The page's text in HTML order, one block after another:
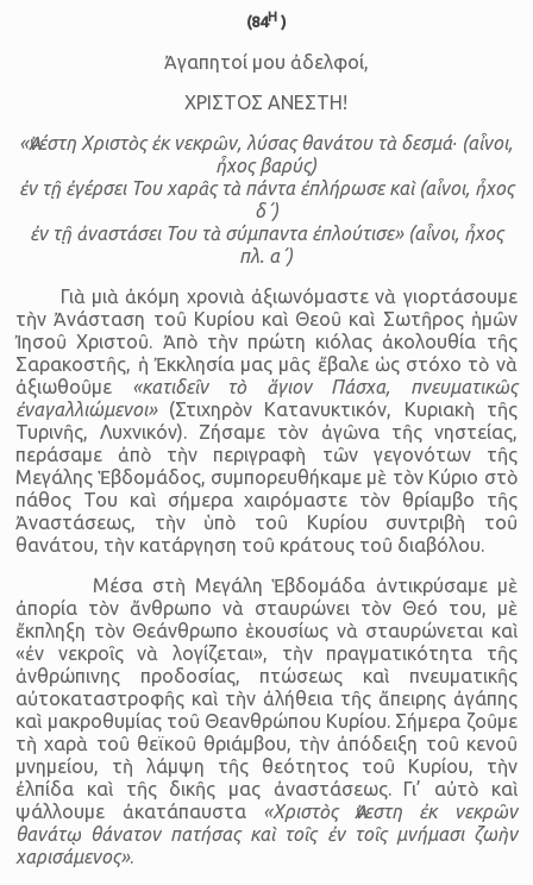
(84Η)
Ἀγαπητοί μου ἀδελφοί,
ΧΡΙΣΤΟΣ ΑΝΕΣΤΗ!
«Ἀνέστη Χριστὸς ἐκ νεκρῶν, λύσας θανάτου τὰ δεσμά∙ (αἶνοι,
ἦχος βαρύς)
ἐν τῇ ἐγέρσει Του χαρᾶς τὰ πάντα ἐπλήρωσε καὶ (αἶνοι, ἦχος
δ΄)
ἐν τῇ ἀναστάσει Του τὰ σύμπαντα ἐπλούτισε» (αἶνοι, ἦχος
πλ. α΄)
Γιὰ μιὰ ἀκόμη χρονιὰ ἀξιωνόμαστε νὰ γιορτάσουμε
τὴν Ἀνάσταση τοῦ Κυρίου καὶ Θεοῦ καὶ Σωτῆρος ἡμῶν
Ἰησοῦ Χριστοῦ. Ἀπὸ τὴν πρώτη κιόλας ἀκολουθία τῆς
Σαρακοστῆς, ἡ Ἐκκλησία μας μᾶς ἔβαλε ὡς στόχο τὸ νὰ
ἀξιωθοῦμε «κατιδεῖν τὸ ἅγιον Πάσχα, πνευματικῶς
ἐναγαλλιώμενοι»(Στιχηρὸν Κατανυκτικόν, Κυριακὴ τῆς
Τυρινῆς, Λυχνικόν). Ζήσαμε τὸν ἀγῶνα τῆς νηστείας,
περάσαμε ἀπὸ τὴν περιγραφὴ τῶν γεγονότων τῆς
Μεγάλης Ἑβδομάδος, συμπορευθήκαμε μὲ τὸν Κύριο στὸ
πάθος Του καὶ σήμερα χαιρόμαστε τὸν θρίαμβο τῆς
Ἀναστάσεως, τὴν ὑπὸ τοῦ Κυρίου συντριβὴ τοῦ
θανάτου, τὴν κατάργηση τοῦ κράτους τοῦ διαβόλου.
Μέσα στὴ Μεγάλη Ἑβδομάδα ἀντικρύσαμε μὲ
ἀπορία τὸν ἄνθρωπο νὰ σταυρώνει τὸν Θεό του, μὲ
ἔκπληξη τὸν Θεάνθρωπο ἑκουσίως νὰ σταυρώνεται καὶ
«ἐν νεκροῖς νὰ λογίζεται», τὴν πραγματικότητα τῆς
ἀνθρώπινης προδοσίας, πτώσεως καὶ πνευματικῆς
αὐτοκαταστροφῆς καὶ τὴν ἀλήθεια τῆς ἄπειρης ἀγάπης
καὶ μακροθυμίας τοῦ Θεανθρώπου Κυρίου. Σήμερα ζοῦμε
τὴ χαρὰ τοῦ θεϊκοῦ θριάμβου, τὴν ἀπόδειξη τοῦ κενοῦ
μνημείου, τὴ λάμψη τῆς θεότητος τοῦ Κυρίου, τὴν
ἐλπίδα καὶ τῆς δικῆς μας ἀναστάσεως. Γι’ αὐτὸ καὶ
ψάλλουμε ἀκατάπαυστα «Χριστὸς Ἀνεστη ἐκ νεκρῶν
θανάτῳ θάνατον πατήσας καὶ τοῖς ἐν τοῖς μνήμασι ζωὴν
χαρισάμενος».